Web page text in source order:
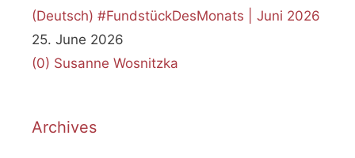
(Deutsch) #FundstückDesMonats | Juni 2026
25. June 2026
(0) Susanne Wosnitzka
Archives